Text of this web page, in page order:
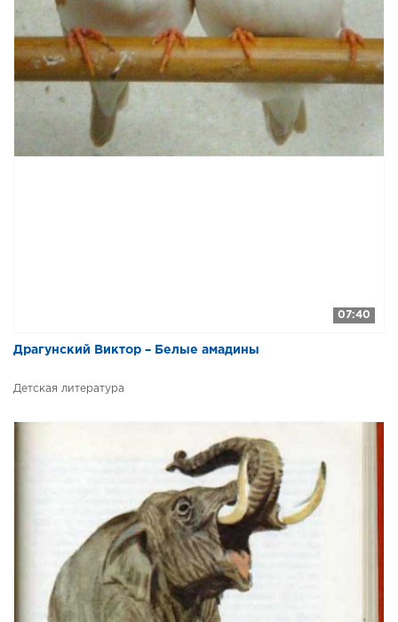
07:40
Драгунский Виктор – Белые амадины
Детская литература